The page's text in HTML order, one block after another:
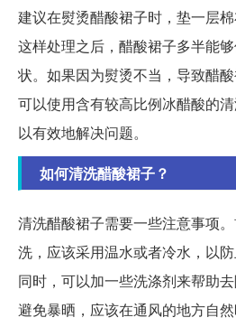
建议在熨烫醋酸裙子时，垫一层
这样处理之后，醋酸裙子多半能
状。如果因为熨烫不当，导致醋
可以使用含有较高比例冰醋酸的
以有效地解决问题。
如何清洗醋酸裙子？
清洗醋酸裙子需要一些注意事项
洗，应该采用温水或者冷水，以防
同时，可以加一些洗涤剂来帮助
避免暴晒，应该在通风的地方自